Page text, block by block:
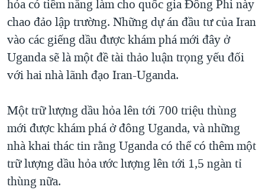
hỏa có tiềm năng làm cho quốc gia Đông Phi này
chao đảo lập trường. Những dự án đầu tư của Iran
vào các giếng dầu được khám phá mới đây ở
Uganda sẽ là một đề tài thảo luận trọng yếu đối
với hai nhà lãnh đạo Iran-Uganda.
Một trữ lượng dầu hỏa lên tới 700 triệu thùng
mới được khám phá ở đông Uganda, và những
nhà khai thác tin rằng Uganda có thể có thêm một
trữ lượng dầu hỏa ước lượng lên tới 1,5 ngàn tỉ
thùng nữa.